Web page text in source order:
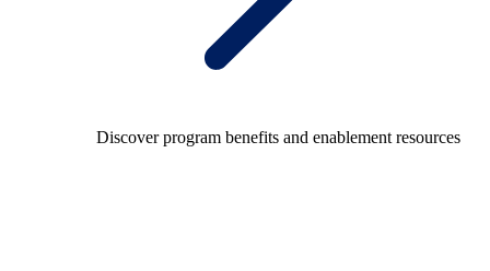
Discover program benefits and enablement resources